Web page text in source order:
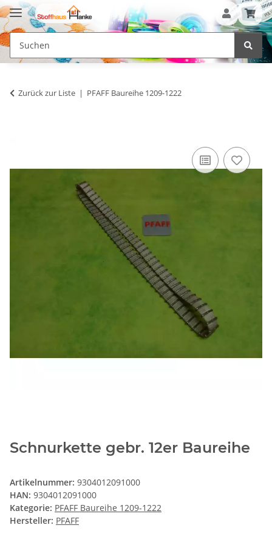
Zurück zur Liste PFAFF Baureihe 1209-1222
Schnurkette gebr. 12er Baureihe
Artikelnummer: 9304012091000
HAN: 9304012091000
Kategorie: PFAFF Baureihe 1209-1222
Hersteller: PFAFF